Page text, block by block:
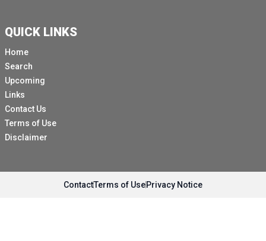
QUICK LINKS
Home
Search
Upcoming
Links
Contact Us
Terms of Use
Disclaimer
ContactTerms of UsePrivacy Notice